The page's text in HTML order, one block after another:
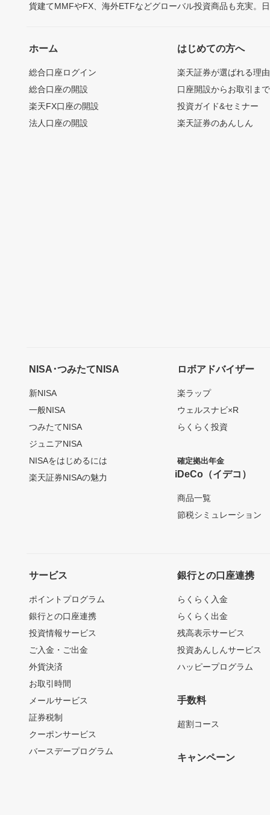
貨建てMMFやFX、海外ETFなどグローバル投資商品も充実。
ホーム
総合口座ログイン
総合口座の開設
楽天FX口座の開設
法人口座の開設
はじめての方へ
楽天証券が選ばれる理由
口座開設からお取引ま
投資ガイド&セミナー
楽天証券のあんしん
NISA･つみたてNISA
新NISA
一般NISA
つみたてNISA
ジュニアNISA
NISAをはじめるには
楽天証券NISAの魅力
ロボアドバイザー
楽ラップ
ウェルスナビ×R
らくらく投資
確定拠出年金
iDeCo（イデコ）
商品一覧
節税シミュレーション
サービス
ポイントプログラム
銀行との口座連携
投資情報サービス
ご入金・ご出金
外貨決済
お取引時間
メールサービス
証券税制
クーポンサービス
バースデープログラム
銀行との口座連携
らくらく入金
らくらく出金
残高表示サービス
投資あんしんサービス
ハッピープログラム
手数料
超割コース
キャンペーン